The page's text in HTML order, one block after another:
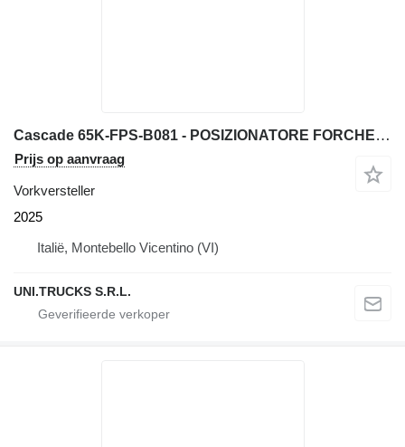
Cascade 65K-FPS-B081 - POSIZIONATORE FORCHE CON TRASLATORE
Prijs op aanvraag
Vorkversteller
2025
Italië, Montebello Vicentino (VI)
UNI.TRUCKS S.R.L.